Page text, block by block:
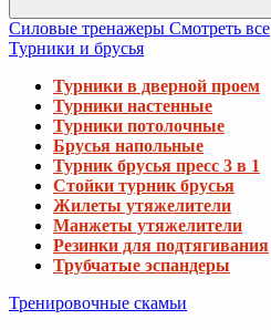
Силовые тренажеры Смотреть все
Турники и брусья
Турники в дверной проем
Турники настенные
Турники потолочные
Брусья напольные
Турник брусья пресс 3 в 1
Стойки турник брусья
Жилеты утяжелители
Манжеты утяжелители
Резинки для подтягивания
Трубчатые эспандеры
Тренировочные скамьи